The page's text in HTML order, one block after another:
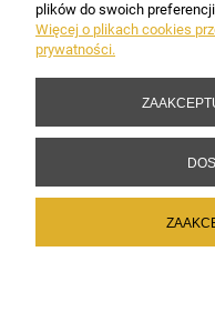
Copyright
plików do swoich
Więcej o plikach cookies
prywatności.